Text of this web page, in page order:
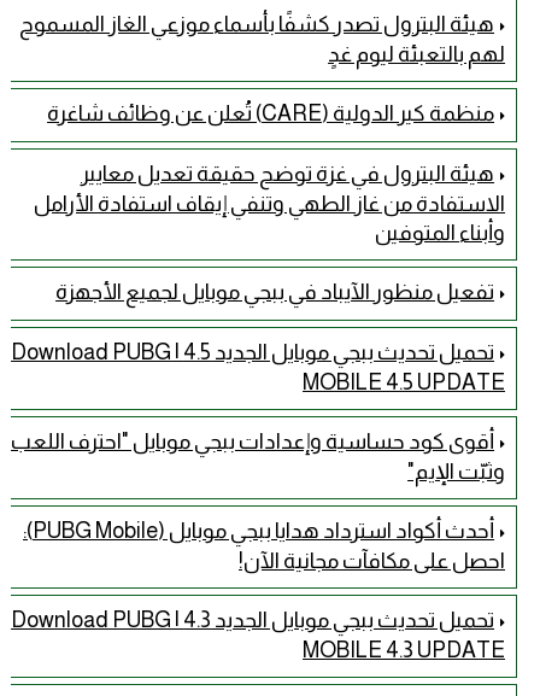
هيئة البترول تصدر كشفًا بأسماء موزعي الغاز المسموح
لهم بالتعبئة ليوم غدٍ
منظمة كير الدولية (CARE) تُعلن عن وظائف شاغرة
هيئة البترول في غزة توضح حقيقة تعديل معايير
الاستفادة من غاز الطهي وتنفي إيقاف استفادة الأرامل
وأبناء المتوفين
تفعيل منظور الآيباد في ببجي موبايل لجميع الأجهزة
تحميل تحديث ببجي موبايل الجديد 4.5 | Download PUBG
MOBILE 4.5 UPDATE
أقوى كود حساسية وإعدادات ببجي موبايل "احترف اللعب
وثبّت الإيم"
أحدث أكواد استرداد هدايا ببجي موبايل (PUBG Mobile):
احصل على مكافآت مجانية الآن!
تحميل تحديث ببجي موبايل الجديد 4.3 | Download PUBG
MOBILE 4.3 UPDATE